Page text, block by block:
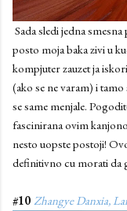
Sada sledi jedna
posto moja baka zivi u
kompjuter zauzet ja
(ako se ne varam) i
se same menjale.
fascinirana ovim
nesto uopste postoji!
definitivno cu morati da
#10 Zhangye Danxia,